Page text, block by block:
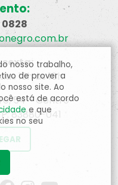
sexta:
13h às 18h
54 - Centro
83880-041
nosso trabalho,
de prover a
nosso site. Ao
está de acordo
e que
no seu